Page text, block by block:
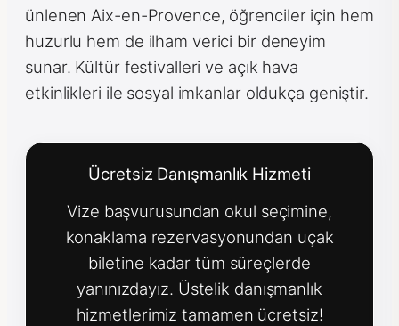
ünlenen Aix-en-Provence, öğrenciler için hem
huzurlu hem de ilham verici bir deneyim
sunar. Kültür festivalleri ve açık hava
etkinlikleri ile sosyal imkanlar oldukça geniştir.
Ücretsiz Danışmanlık Hizmeti
Vize başvurusundan okul seçimine,
konaklama rezervasyonundan uçak
biletine kadar tüm süreçlerde
yanınızdayız. Üstelik danışmanlık
hizmetlerimiz tamamen ücretsiz!